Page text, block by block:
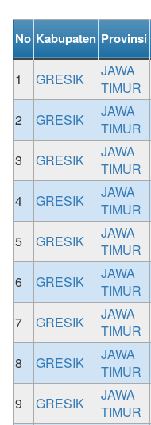
No Kabupaten Provinsi
1 GRESIK
JAWA
TIMUR
2 GRESIK
JAWA
TIMUR
3 GRESIK
JAWA
TIMUR
4 GRESIK
JAWA
TIMUR
5 GRESIK
JAWA
TIMUR
6 GRESIK
JAWA
TIMUR
7 GRESIK
JAWA
TIMUR
8 GRESIK
JAWA
TIMUR
9 GRESIK
JAWA
TIMUR